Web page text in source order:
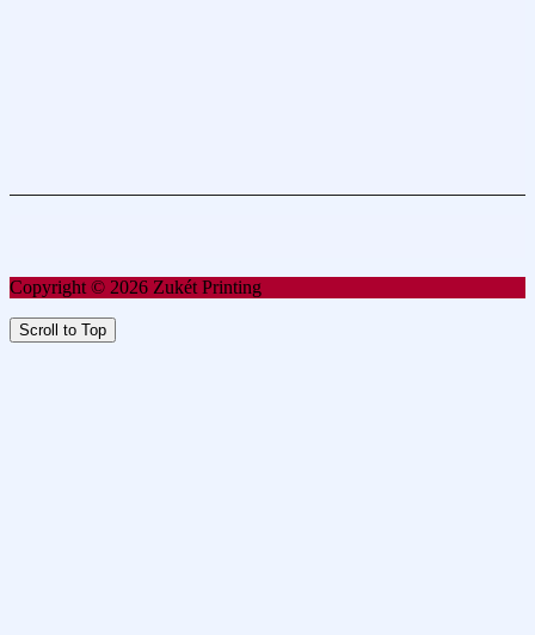
Copyright © 2026 Zukét Printing
Scroll to Top